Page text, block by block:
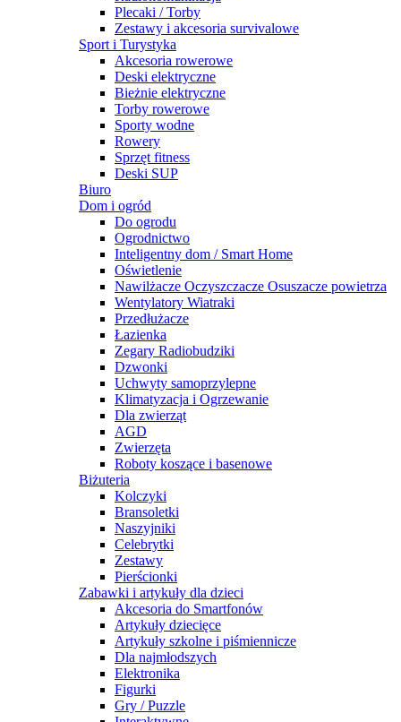
Plecaki / Torby
Zestawy i akcesoria survivalowe
Sport i Turystyka
Akcesoria rowerowe
Deski elektryczne
Bieżnie elektryczne
Torby rowerowe
Sporty wodne
Rowery
Sprzęt fitness
Deski SUP
Biuro
Dom i ogród
Do ogrodu
Ogrodnictwo
Inteligentny dom / Smart Home
Oświetlenie
Nawilżacze Oczyszczacze Osuszacze powietrza
Wentylatory Wiatraki
Przedłużacze
Łazienka
Zegary Radiobudziki
Dzwonki
Uchwyty samoprzylepne
Klimatyzacja i Ogrzewanie
Dla zwierząt
AGD
Zwierzęta
Roboty koszące i basenowe
Biżuteria
Kolczyki
Bransoletki
Naszyjniki
Celebrytki
Zestawy
Pierścionki
Zabawki i artykuły dla dzieci
Akcesoria do Smartfonów
Artykuły dziecięce
Artykuły szkolne i piśmiennicze
Dla najmłodszych
Elektronika
Figurki
Gry / Puzzle